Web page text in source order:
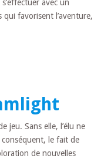
avec un
qui favorisent l’aventure,
jeu. Sans elle, l’élu ne
conséquent, le fait de
de nouvelles